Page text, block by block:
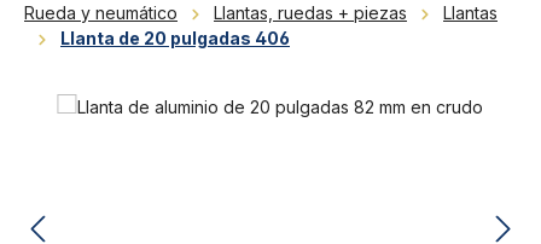
Rueda y neumático Llantas, ruedas + piezas
Llantas
Llanta de 20 pulgadas 406
Omitir galería de imágenes